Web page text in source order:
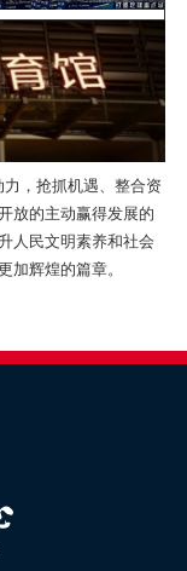
，抢抓机遇、整合资
放的主动赢得发展的
人民文明素养和社会
加辉煌的篇章。